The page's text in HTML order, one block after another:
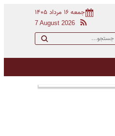
جمعه ۱۶ مرداد ۱۴۰۵
7 August 2026